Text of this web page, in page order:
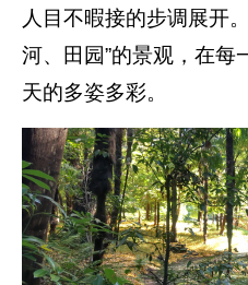
人目不暇接的步调展开
河、田园”的景观，在每
天的多姿多彩。